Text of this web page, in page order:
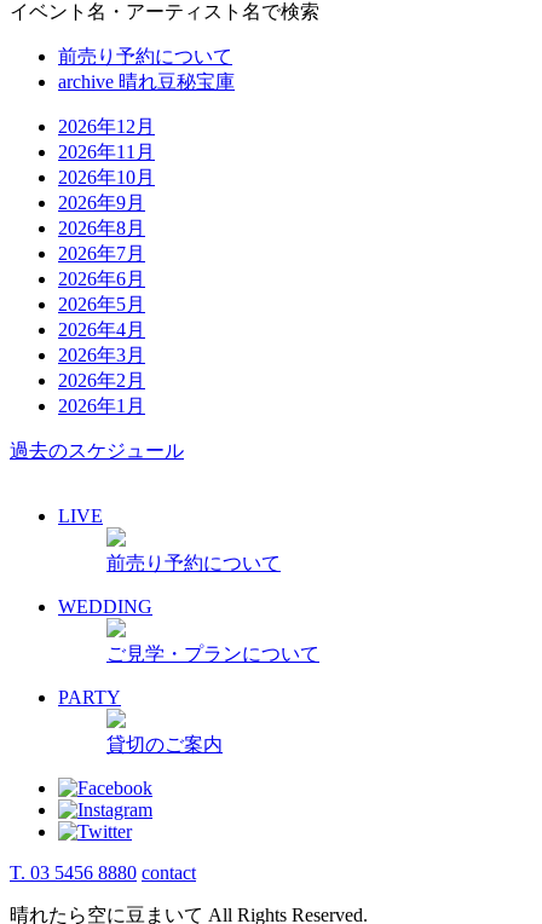
イベント名・アーティスト名で検索
前売り予約について
archive 晴れ豆秘宝庫
2026年12月
2026年11月
2026年10月
2026年9月
2026年8月
2026年7月
2026年6月
2026年5月
2026年4月
2026年3月
2026年2月
2026年1月
過去のスケジュール
LIVE
前売り予約について
WEDDING
ご見学・プランについて
PARTY
貸切のご案内
T. 03 5456 8880 contact
晴れたら空に豆まいて All Rights Reserved.